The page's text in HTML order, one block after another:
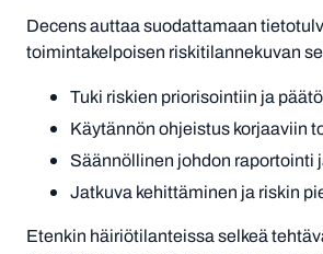
Decens auttaa suodattamaan
toimintakelpoisen riskitilannekuvan
Tuki riskien priorisointiin ja
Käytännön ohjeistus korjaaviin
Säännöllinen johdon raportointi
Jatkuva kehittäminen ja riskin
Etenkin häiriötilanteissa selkeä